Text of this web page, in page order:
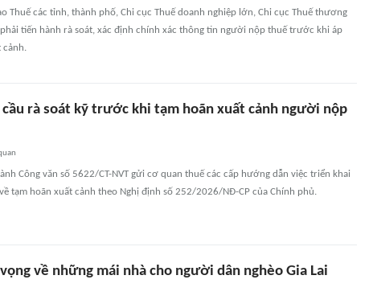
Thuế các tỉnh, thành phố, Chi cục Thuế doanh nghiệp lớn, Chi cục Thuế thương
tiến hành rà soát, xác định chính xác thông tin người nộp thuế trước khi áp
cảnh.
cầu rà soát kỹ trước khi tạm hoãn xuất cảnh người nộp
Công văn số 5622/CT-NVT gửi cơ quan thuế các cấp hướng dẫn việc triển khai
tạm hoãn xuất cảnh theo Nghị định số 252/2026/NĐ-CP của Chính phủ.
về những mái nhà cho người dân nghèo Gia Lai